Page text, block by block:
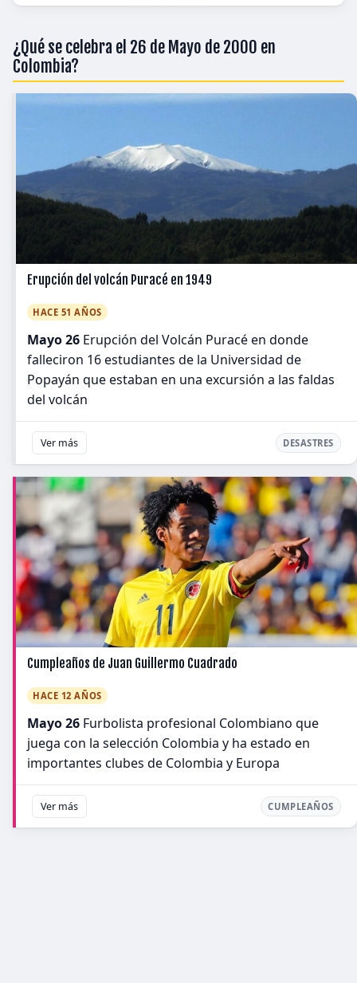
¿Qué se celebra el 26 de Mayo de 2000 en
Colombia?
Erupción del volcán Puracé en 1949
HACE 51 AÑOS
Mayo 26 Erupción del Volcán Puracé en donde
falleciron 16 estudiantes de la Universidad de
Popayán que estaban en una excursión a las faldas
del volcán
Ver más DESASTRES
Cumpleaños de Juan Guillermo Cuadrado
HACE 12 AÑOS
Mayo 26 Furbolista profesional Colombiano que
juega con la selección Colombia y ha estado en
importantes clubes de Colombia y Europa
Ver más CUMPLEAÑOS